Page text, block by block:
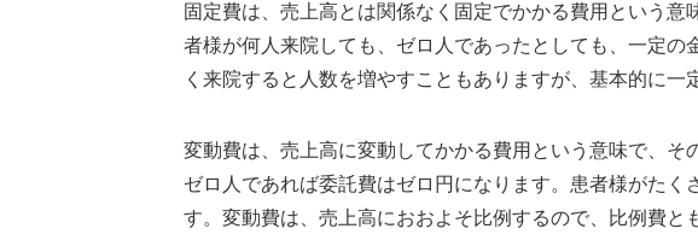
固定費は、売上高とは関係なく固定でかかる費用という意
者様が何人来院しても、ゼロ人であったとしても、一定の
く来院すると人数を増やすこともありますが、基本的に一
変動費は、売上高に変動してかかる費用という意味で、そ
ゼロ人であれば委託費はゼロ円になります。患者様がたく
す。変動費は、売上高におおよそ比例するので、比例費と